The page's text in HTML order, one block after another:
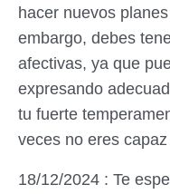
hacer nuevos
embargo, debes
afectivas, ya que
expresando
tu fuerte
veces no eres
18/12/2024 : Te